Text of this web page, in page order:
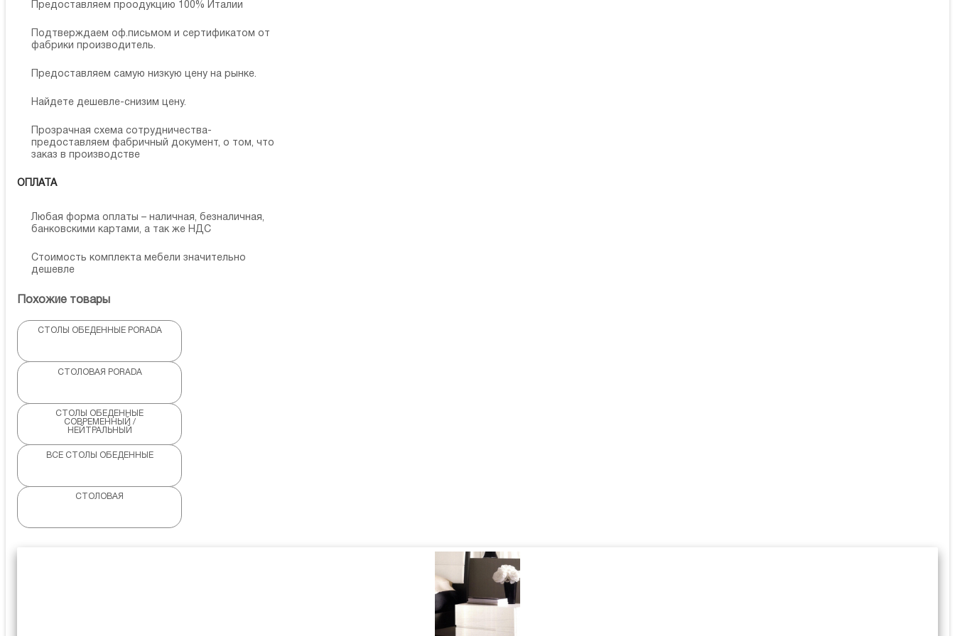
Предоставляем проодукцию 100% Италии
Подтверждаем оф.письмом и сертификатом от
фабрики производитель.
Предоставляем самую низкую цену на рынке.
Найдете дешевле-снизим цену.
Прозрачная схема сотрудничества-
предоставляем фабричный документ, о том, что
заказ в производстве
ОПЛАТА
Любая форма оплаты – наличная, безналичная,
банковскими картами, а так же НДС
Стоимость комплекта мебели значительно
дешевле
Похожие товары
СТОЛЫ ОБЕДЕННЫЕ PORADA
СТОЛОВАЯ PORADA
СТОЛЫ ОБЕДЕННЫЕ
СОВРЕМЕННЫЙ /
НЕЙТРАЛЬНЫЙ
ВСЕ СТОЛЫ ОБЕДЕННЫЕ
СТОЛОВАЯ